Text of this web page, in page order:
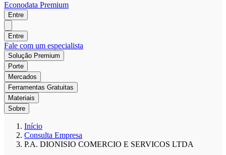
Econodata Premium
Entre
Entre
Fale com um especialista
Solução Premium
Porte
Mercados
Ferramentas Gratuitas
Materiais
Sobre
Início
Consulta Empresa
P.A. DIONISIO COMERCIO E SERVICOS LTDA